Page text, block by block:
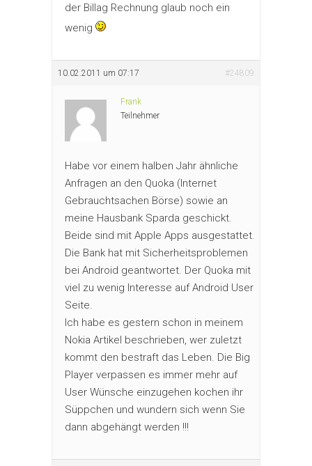
der Billag Rechnung glaub noch ein
wenig
10.02.2011 um 07:17 #24809
Frank
Teilnehmer
Habe vor einem halben Jahr ähnliche
Anfragen an den Quoka (Internet
Gebrauchtsachen Börse) sowie an
meine Hausbank Sparda geschickt.
Beide sind mit Apple Apps ausgestattet.
Die Bank hat mit Sicherheitsproblemen
bei Android geantwortet. Der Quoka mit
viel zu wenig Interesse auf Android User
Seite.
Ich habe es gestern schon in meinem
Nokia Artikel beschrieben, wer zuletzt
kommt den bestraft das Leben. Die Big
Player verpassen es immer mehr auf
User Wünsche einzugehen kochen ihr
Süppchen und wundern sich wenn Sie
dann abgehängt werden !!!